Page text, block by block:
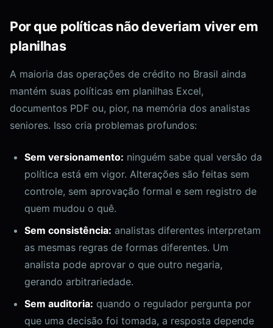
Por que políticas não deveriam viver em
planilhas
A maioria das operações de crédito no Brasil ainda
mantém suas políticas em planilhas Excel,
documentos PDF ou, pior, na memória dos analistas
seniores. Isso cria problemas profundos:
Sem versionamento: ninguém sabe qual versão da
política está em vigor. Alterações são feitas sem
controle, sem aprovação formal e sem registro de
quem mudou o quê.
Sem consistência: analistas diferentes interpretam
as mesmas regras de formas diferentes. Um
analista pode aprovar o que outro negaria,
gerando arbitrariedade.
Sem auditoria: quando o regulador pergunta por
que uma decisão foi tomada, a resposta depende